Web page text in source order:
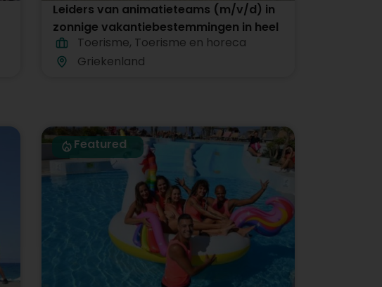
Leiders van animatieteams (m/v/d) in
zonnige vakantiebestemmingen in heel
Griekenland
Toerisme, Toerisme en horeca
Griekenland
Featured